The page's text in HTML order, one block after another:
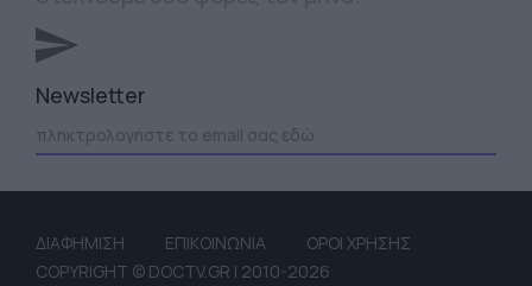
Newsletter
ΔΙΑΦΗΜΙΣΗ ΕΠΙΚΟΙΝΩΝΙΑ
ΟΡΟΙ ΧΡΗΣΗΣ
COPYRIGHT © DOCTV.GR | 2010-2026